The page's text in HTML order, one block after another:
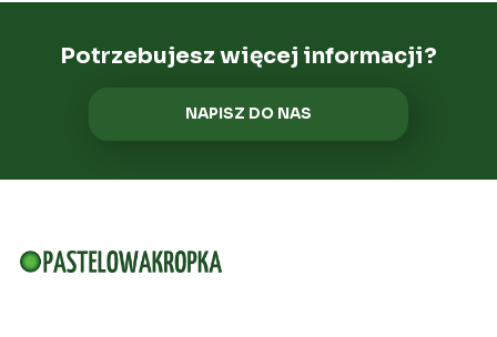
Potrzebujesz więcej informacji?
NAPISZ DO NAS